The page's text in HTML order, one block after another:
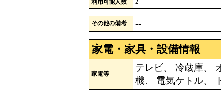
利用可能人数
2
その他の備考 --
家電・家具・設備情報
家電等
テレビ、 冷蔵庫、
機、 電気ケトル、